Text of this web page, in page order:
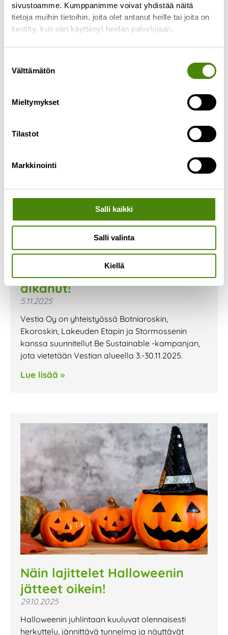
sivustoamme. Kumppanimme voivat yhdistää näitä
tietoja muihin tietoihin, joita olet antanut heille tai joita on
kerätty, kun olet käyttänyt heidän palvelujaan.
valinta
Välttämätön
Mieltymykset
Tilastot
Markkinointi
Salli kaikki
Salli valinta
Kiellä
Pakkausjätteiden tuottajavastuujärjestelmän
mukaisia korvauksia vuosilta 2023 ja 2024 tullaan
hyvittämään taloyhtiöille alennuksina
Lue lisää »
Be Sustainable- kampanja on
alkanut!
5.11.2025
Vestia Oy on yhteistyössä Botniaroskin,
Ekoroskin, Lakeuden Etapin ja Stormossenin
kanssa suunnitellut Be Sustainable -kampanjan,
jota vietetään Vestian alueella 3.-30.11.2025.
Lue lisää »
Näin lajittelet Halloweenin
jätteet oikein!
29.10.2025
Halloweenin juhlintaan kuuluvat olennaisesti
herkuttelu, jännittävä tunnelma ja näyttävät